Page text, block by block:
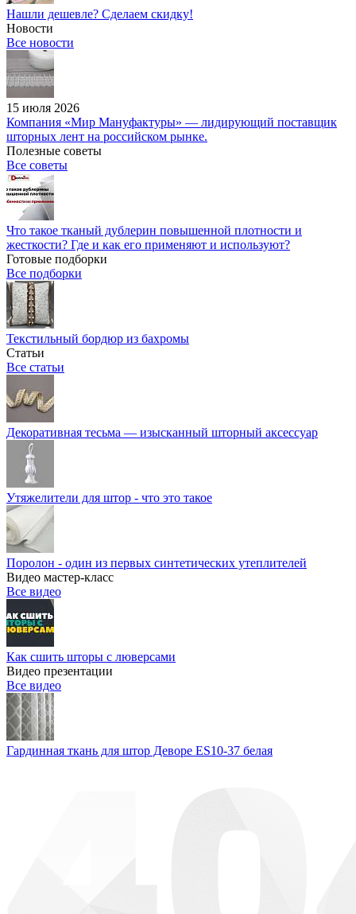
Нашли дешевле? Сделаем скидку!
Новости
Все новости
15 июля 2026
Компания «Мир Мануфактуры» — лидирующий поставщик
шторных лент на российском рынке.
Полезные советы
Все советы
Что такое тканый дублерин повышенной плотности и
жесткости? Где и как его применяют и используют?
Готовые подборки
Все подборки
Текстильный бордюр из бахромы
Статьи
Все статьи
Декоративная тесьма — изысканный шторный аксессуар
Утяжелители для штор - что это такое
Поролон - один из первых синтетических утеплителей
Видео мастер-класс
Все видео
Как сшить шторы с люверсами
Видео презентации
Все видео
Гардинная ткань для штор Деворе ES10-37 белая